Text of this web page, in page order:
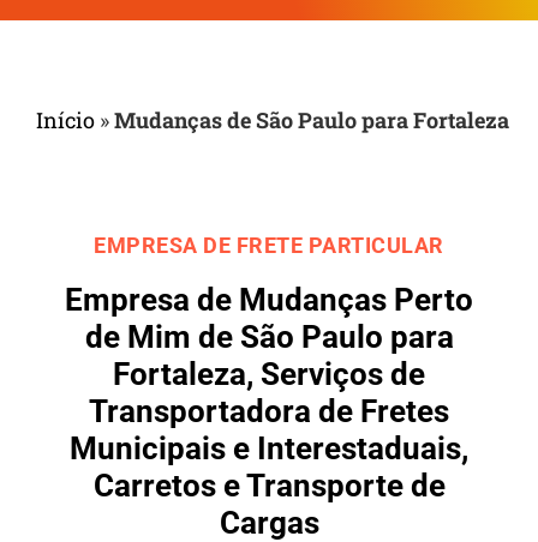
Início »Mudanças de São Paulo para Fortaleza
EMPRESA DE FRETE PARTICULAR
Empresa de Mudanças Perto
de Mim de São Paulo para
Fortaleza, Serviços de
Transportadora de Fretes
Municipais e Interestaduais,
Carretos e Transporte de
Cargas